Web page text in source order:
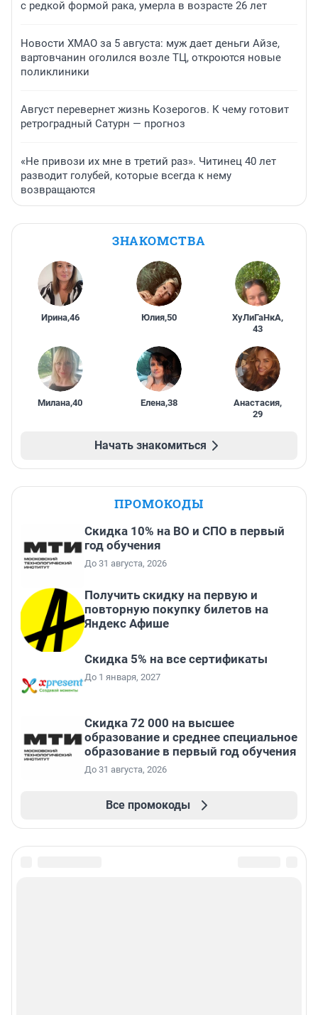
с редкой формой рака, умерла в возрасте 26 лет
Новости ХМАО за 5 августа: муж дает деньги Айзе,
вартовчанин оголился возле ТЦ, откроются новые
поликлиники
Август перевернет жизнь Козерогов. К чему готовит
ретроградный Сатурн — прогноз
«Не привози их мне в третий раз». Читинец 40 лет
разводит голубей, которые всегда к нему
возвращаются
ЗНАКОМСТВА
Ирина,46 Юлия,50 ХуЛиГаНкА,
43
Милана,40 Елена,38 Анастасия,
29
Начать знакомиться
ПРОМОКОДЫ
Скидка 10% на ВО и СПО в первый
год обучения
До 31 августа, 2026
Получить скидку на первую и
повторную покупку билетов на
Яндекс Афише
Скидка 5% на все сертификаты
До 1 января, 2027
Скидка 72 000 на высшее
образование и среднее специальное
образование в первый год обучения
До 31 августа, 2026
Все промокоды